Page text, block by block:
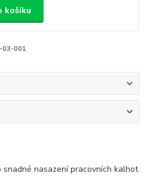
košíku
03-001
snadné nasazení pracovních kalhot